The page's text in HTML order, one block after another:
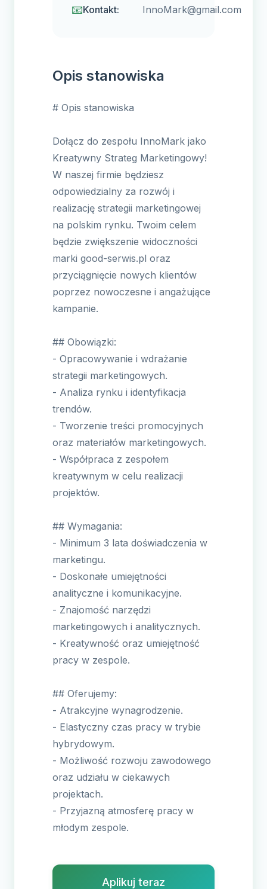
📧Kontakt: InnoMark@gmail.com
Opis stanowiska
# Opis stanowiska
Dołącz do zespołu InnoMark jako
Kreatywny Strateg Marketingowy!
W naszej firmie będziesz
odpowiedzialny za rozwój i
realizację strategii marketingowej
na polskim rynku. Twoim celem
będzie zwiększenie widoczności
marki good-serwis.pl oraz
przyciągnięcie nowych klientów
poprzez nowoczesne i angażujące
kampanie.
## Obowiązki:
- Opracowywanie i wdrażanie
strategii marketingowych.
- Analiza rynku i identyfikacja
trendów.
- Tworzenie treści promocyjnych
oraz materiałów marketingowych.
- Współpraca z zespołem
kreatywnym w celu realizacji
projektów.
## Wymagania:
- Minimum 3 lata doświadczenia w
marketingu.
- Doskonałe umiejętności
analityczne i komunikacyjne.
- Znajomość narzędzi
marketingowych i analitycznych.
- Kreatywność oraz umiejętność
pracy w zespole.
## Oferujemy:
- Atrakcyjne wynagrodzenie.
- Elastyczny czas pracy w trybie
hybrydowym.
- Możliwość rozwoju zawodowego
oraz udziału w ciekawych
projektach.
- Przyjazną atmosferę pracy w
młodym zespole.
Aplikuj teraz